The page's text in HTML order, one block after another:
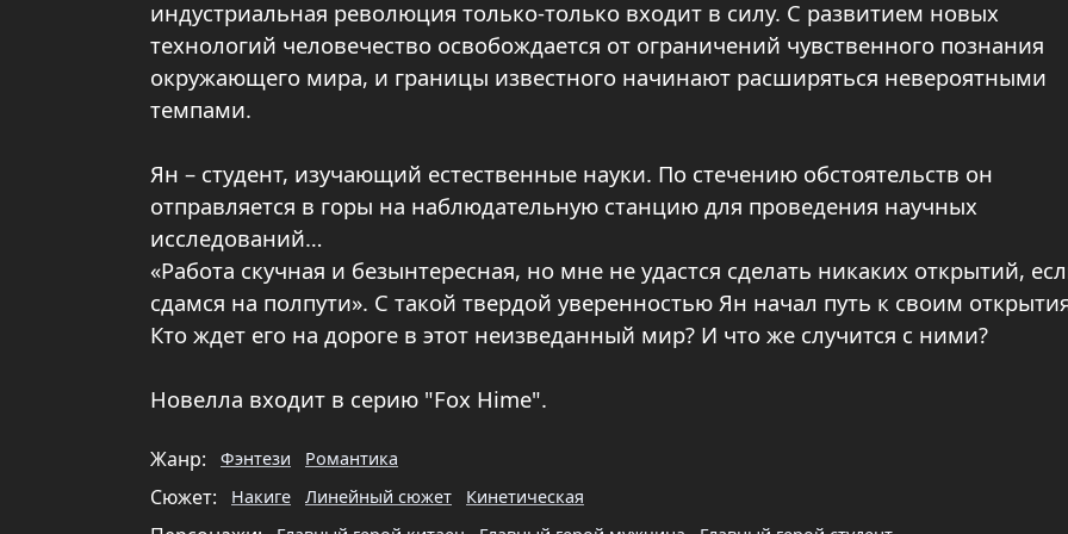
индустриальная революция только-только входит в силу. С развитием новых
технологий человечество освобождается от ограничений чувственного познания
окружающего мира, и границы известного начинают расширяться невероятными
темпами.
Ян – студент, изучающий естественные науки. По стечению обстоятельств он
отправляется в горы на наблюдательную станцию для проведения научных
исследований…
«Работа скучная и безынтересная, но мне не удастся сделать никаких открытий,
сдамся на полпути». С такой твердой уверенностью Ян начал путь к своим
Кто ждет его на дороге в этот неизведанный мир? И что же случится с ними?
Новелла входит в серию "Fox Hime".
Жанр: Фэнтези Романтика
Сюжет: Накиге Линейный сюжет Кинетическая